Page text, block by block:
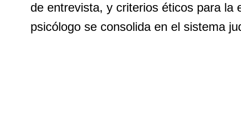
de entrevista, y criterios éticos para la
psicólogo se consolida en el sistema